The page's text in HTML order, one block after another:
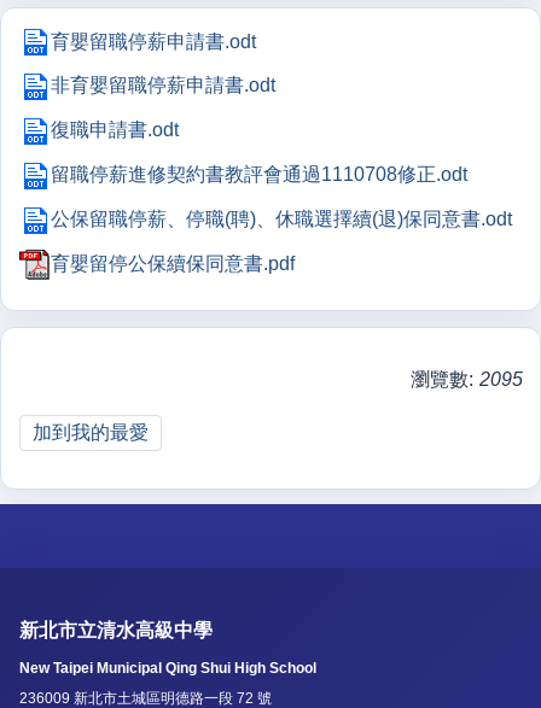
育嬰留職停薪申請書.odt
非育嬰留職停薪申請書.odt
復職申請書.odt
留職停薪進修契約書教評會通過1110708修正.odt
公保留職停薪、停職(聘)、休職選擇續(退)保同意書.odt
育嬰留停公保續保同意書.pdf
瀏覽數: 2095
加到我的最愛
新北市立清水高級中學
New Taipei Municipal Qing Shui High School
236009 新北市土城區明德路一段 72 號